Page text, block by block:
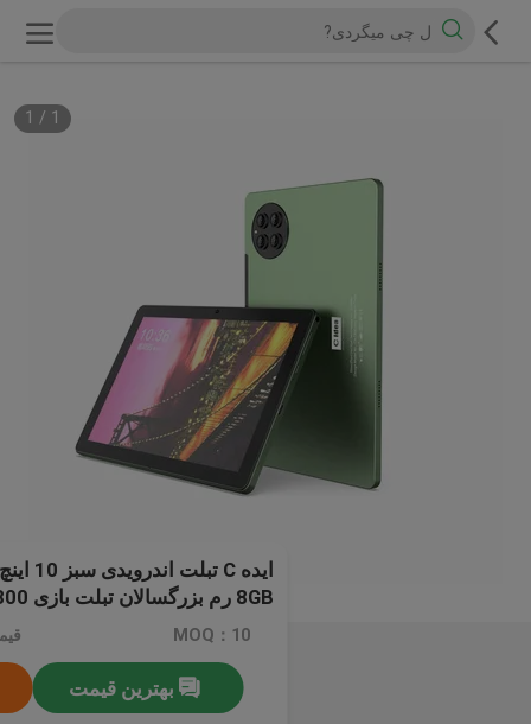
1
/
1
8GB رم بزرگسالان تبلت بازی CM7800
MOQ：10
بهترین قیمت